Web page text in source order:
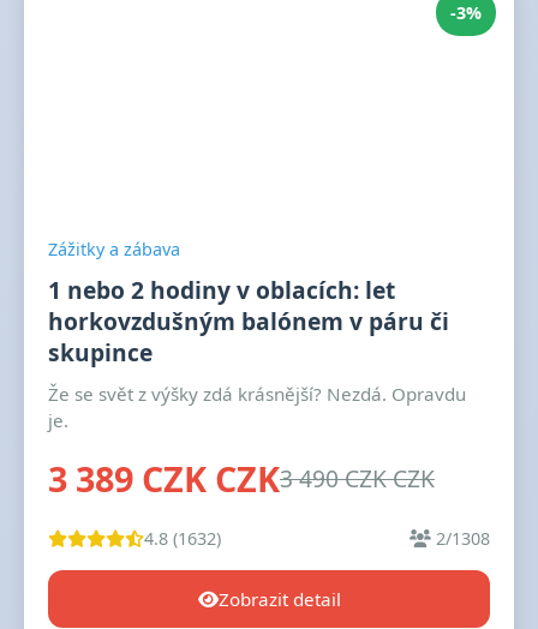
-3%
Zážitky a zábava
1 nebo 2 hodiny v oblacích: let
horkovzdušným balónem v páru či
skupince
Že se svět z výšky zdá krásnější? Nezdá. Opravdu
je.
3 389 CZK CZK3 490 CZK CZK
4.8 (1632) 2/1308
Zobrazit detail